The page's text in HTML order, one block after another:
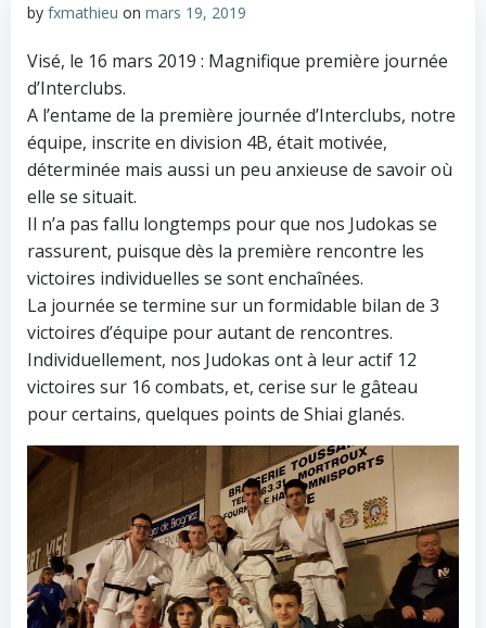
by fxmathieu on mars 19, 2019
Visé, le 16 mars 2019 : Magnifique première journée
d’Interclubs.
A l’entame de la première journée d’Interclubs, notre
équipe, inscrite en division 4B, était motivée,
déterminée mais aussi un peu anxieuse de savoir où
elle se situait.
Il n’a pas fallu longtemps pour que nos Judokas se
rassurent, puisque dès la première rencontre les
victoires individuelles se sont enchaînées.
La journée se termine sur un formidable bilan de 3
victoires d’équipe pour autant de rencontres.
Individuellement, nos Judokas ont à leur actif 12
victoires sur 16 combats, et, cerise sur le gâteau
pour certains, quelques points de Shiai glanés.